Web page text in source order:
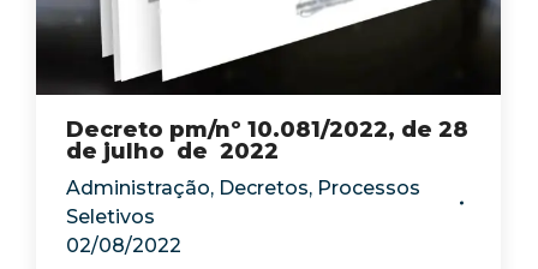
Decreto pm/nº 10.081/2022, de 28
de julho de 2022
Administração, Decretos, Processos
Seletivos
02/08/2022